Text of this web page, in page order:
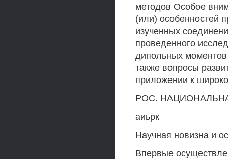
методов Особое
(или) особенностей
изученных
проведенного
дипольных
также вопросы
приложении к
РОС.
аиьрк
Научная новизна и
Впервые